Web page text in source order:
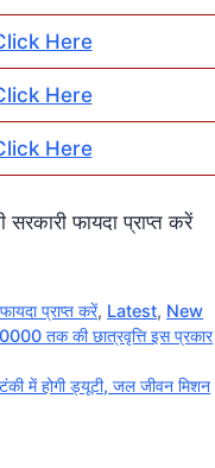
Here
Here
Here
फायदा प्राप्त करें
प्राप्त करें, Latest, New
तक की छात्रवृत्ति इस प्रकार
होगी ड्यूटी, जल जीवन मिशन